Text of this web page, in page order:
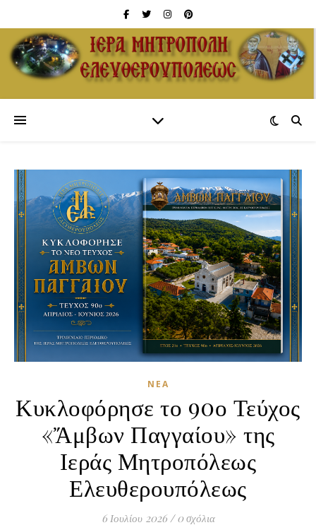
ΝΈΑ
Κυκλοφόρησε το 90ο Τεύχος
«Ἄμβων Παγγαίου» της
Ιεράς Μητροπόλεως
Ελευθερουπόλεως
6 Ιουλίου 2026 / 0 σχόλια